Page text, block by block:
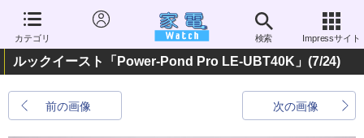
カテゴリ 検索 Impressサイト
ルックイースト「Power-Pond Pro LE-UBT40K」 (7/24)
前の画像 次の画像